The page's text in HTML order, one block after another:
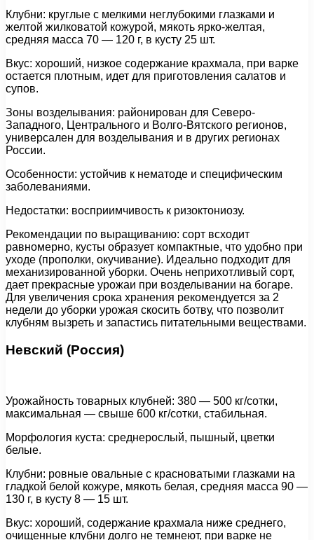
Клубни: круглые с мелкими неглубокими глазками и
желтой жилковатой кожурой, мякоть ярко-желтая,
средняя масса 70 — 120 г, в кусту 25 шт.
Вкус: хороший, низкое содержание крахмала, при варке
остается плотным, идет для приготовления салатов и
супов.
Зоны возделывания: районирован для Северо-
Западного, Центрального и Волго-Вятского регионов,
универсален для возделывания и в других регионах
России.
Особенности: устойчив к нематоде и специфическим
заболеваниями.
Недостатки: восприимчивость к ризоктониозу.
Рекомендации по выращиванию: сорт всходит
равномерно, кусты образует компактные, что удобно при
уходе (прополки, окучивание). Идеально подходит для
механизированной уборки. Очень неприхотливый сорт,
дает прекрасные урожаи при возделывании на богаре.
Для увеличения срока хранения рекомендуется за 2
недели до уборки урожая скосить ботву, что позволит
клубням вызреть и запастись питательными веществами.
Невский (Россия)
Урожайность товарных клубней: 380 — 500 кг/сотки,
максимальная — свыше 600 кг/сотки, стабильная.
Морфология куста: среднерослый, пышный, цветки
белые.
Клубни: ровные овальные с красноватыми глазками на
гладкой белой кожуре, мякоть белая, средняя масса 90 —
130 г, в кусту 8 — 15 шт.
Вкус: хороший, содержание крахмала ниже среднего,
очищенные клубни долго не темнеют, при варке не